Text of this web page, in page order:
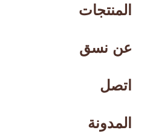
المنتجات
عن نسق
اتصل
المدونة